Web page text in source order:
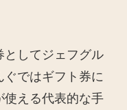
としてジェフグル
ぐではギフト券に
使える代表的な手